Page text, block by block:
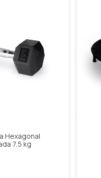
Hexagonal
7,5 kg